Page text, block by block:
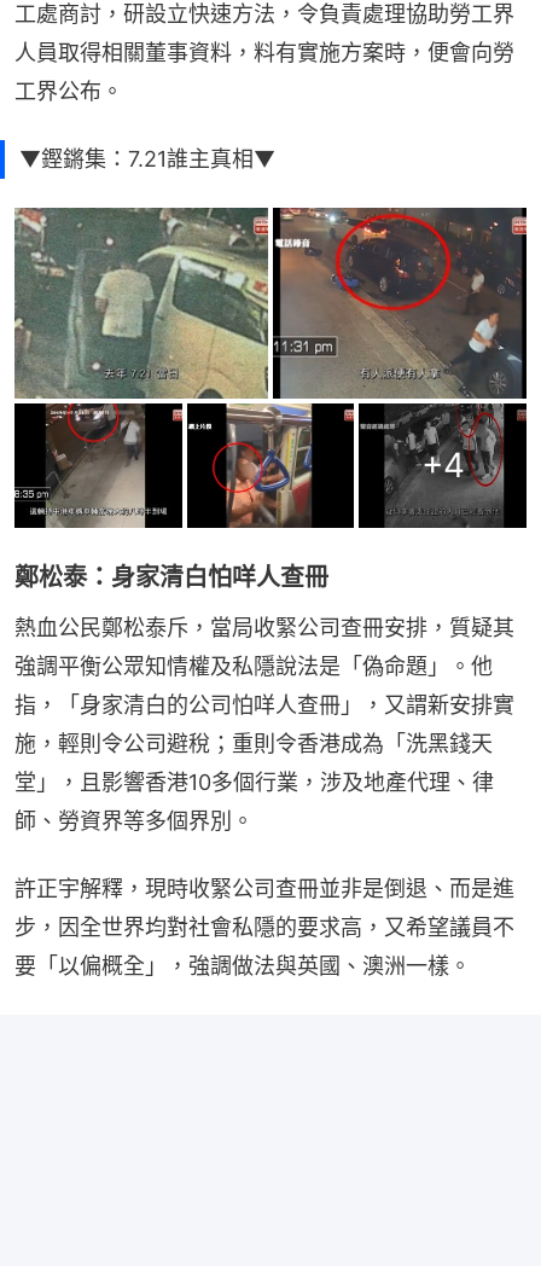
工處商討，研設立快速方法，令負責處理協助勞工界
人員取得相關董事資料，料有實施方案時，便會向勞
工界公布。
▼鏗鏘集：7.21誰主真相▼
+4
鄭松泰：身家清白怕咩人查冊
熱血公民鄭松泰斥，當局收緊公司查冊安排，質疑其
強調平衡公眾知情權及私隱說法是「偽命題」。他
指，「身家清白的公司怕咩人查冊」，又謂新安排實
施，輕則令公司避稅；重則令香港成為「洗黑錢天
堂」，且影響香港10多個行業，涉及地產代理、律
師、勞資界等多個界別。
許正宇解釋，現時收緊公司查冊並非是倒退、而是進
步，因全世界均對社會私隱的要求高，又希望議員不
要「以偏概全」，強調做法與英國、澳洲一樣。